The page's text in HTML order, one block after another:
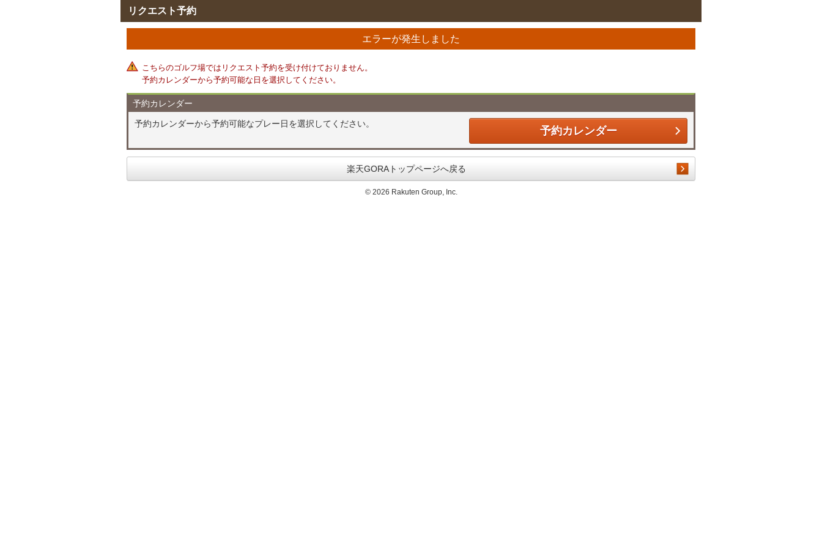
リクエスト予約
エラーが発生しました
こちらのゴルフ場ではリクエスト予約を受け付けておりません。
予約カレンダーから予約可能な日を選択してください。
予約カレンダー
予約カレンダーから予約可能なプレー日を選択してください。
予約カレンダー
楽天GORAトップページへ戻る
© 2026 Rakuten Group, Inc.